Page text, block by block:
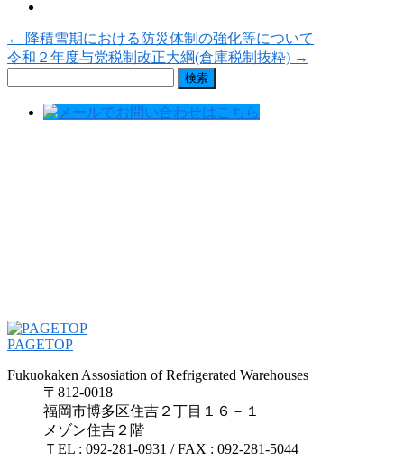
← 降積雪期における防災体制の強化等について
令和２年度与党税制改正大綱(倉庫税制抜粋) →
PAGETOP
Fukuokaken Assosiation of Refrigerated Warehouses
〒812-0018
福岡市博多区住吉２丁目１６－１
メゾン住吉２階
ＴEL : 092-281-0931 / FAX : 092-281-5044